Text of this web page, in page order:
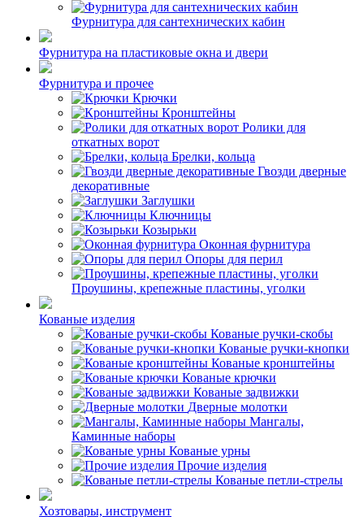
Фурнитура для сантехнических кабин
Фурнитура на пластиковые окна и двери
Фурнитура и прочее
Крючки
Кронштейны
Ролики для
откатных ворот
Брелки, кольца
Гвозди дверные
декоративные
Заглушки
Ключницы
Козырьки
Оконная фурнитура
Опоры для перил
Проушины, крепежные пластины, уголки
Кованые изделия
Кованые ручки-скобы
Кованые ручки-кнопки
Кованые кронштейны
Кованые крючки
Кованые задвижки
Дверные молотки
Мангалы,
Каминные наборы
Кованые урны
Прочие изделия
Кованые петли-стрелы
Хозтовары, инструмент